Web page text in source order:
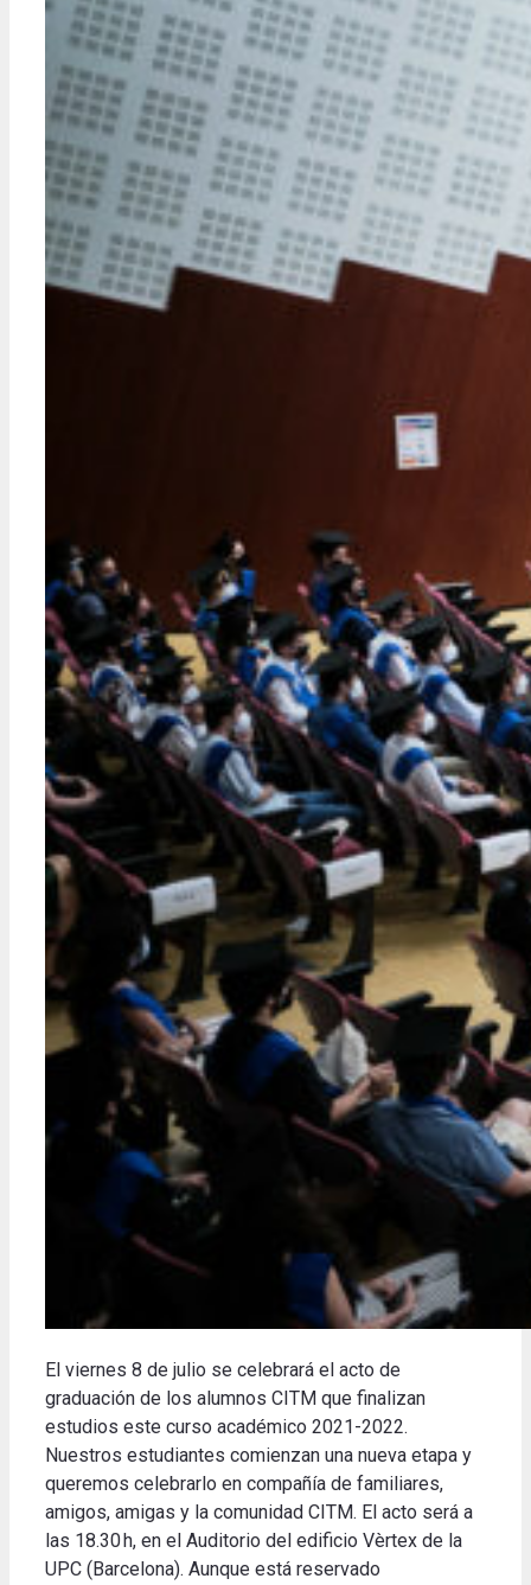
El viernes 8 de julio se celebrará el acto de
graduación de los alumnos CITM que finalizan
estudios este curso académico 2021-2022.
Nuestros estudiantes comienzan una nueva etapa y
queremos celebrarlo en compañía de familiares,
amigos, amigas y la comunidad CITM. El acto será a
las 18.30 h, en el Auditorio del edificio Vèrtex de la
UPC (Barcelona). Aunque está reservado